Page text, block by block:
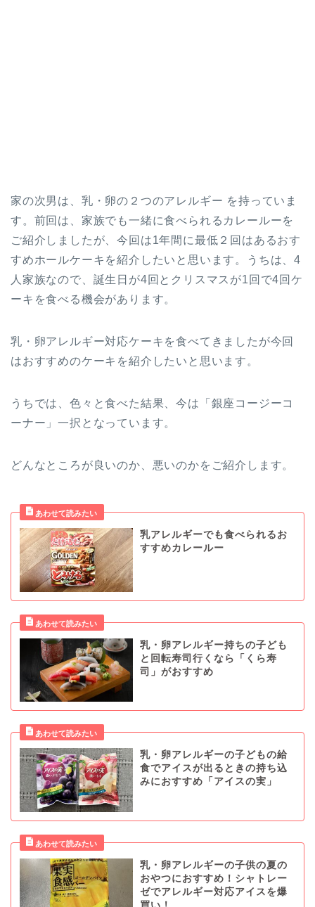
家の次男は、乳・卵の２つのアレルギー を持っていま
す。前回は、家族でも一緒に食べられるカレールーを
ご紹介しましたが、今回は1年間に最低２回はあるおす
すめホールケーキを紹介したいと思います。うちは、4
人家族なので、誕生日が4回とクリスマスが1回で4回ケ
ーキを食べる機会があります。
乳・卵アレルギー対応ケーキを食べてきましたが今回
はおすすめのケーキを紹介したいと思います。
うちでは、色々と食べた結果、今は「銀座コージーコ
ーナー」一択となっています。
どんなところが良いのか、悪いのかをご紹介します。
乳アレルギーでも食べられるお
すすめカレールー
乳・卵アレルギー持ちの子ども
と回転寿司行くなら「くら寿
司」がおすすめ
乳・卵アレルギーの子どもの給
食でアイスが出るときの持ち込
みにおすすめ「アイスの実」
乳・卵アレルギーの子供の夏の
おやつにおすすめ！シャトレー
ゼでアレルギー対応アイスを爆